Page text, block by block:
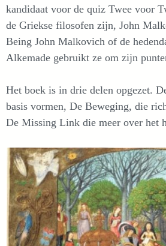
kandidaat voor de quiz Twee voor
de Griekse filosofen zijn, John
Being John Malkovich of de
Alkemade gebruikt ze om zijn
Het boek is in drie delen opgezet.
basis vormen, De Beweging, die
De Missing Link die meer over het